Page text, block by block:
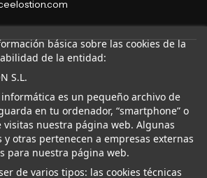
básica sobre las cookies de la
de la entidad:
S.L.
es un pequeño archivo de
en tu ordenador, “smartphone” o
visitas nuestra página web. Algunas
y otras pertenecen a empresas externas
para nuestra página web.
de varios tipos: las cookies técnicas